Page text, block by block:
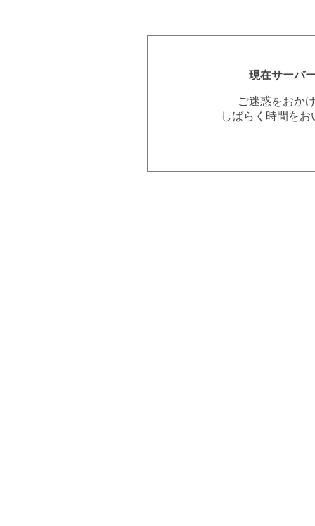
現在サーバ
ご迷惑をおか
しばらく時間を